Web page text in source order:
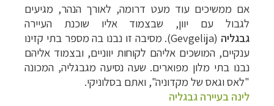
אם ממשיכים עוד מעט דרומה, לאורך הנהר, מגיעים
לגבול עם יוון, שבצמוד אליו שוכנת העיירה
גבגליה (
Gevgelija). מסיבה זו נבנו בה מספר בתי קזינו
ענקיים, המושכים אליהם לקוחות יווניים, ובצמוד אליהם
נבנו בתי מלון מפוארים. שעה נסיעה מגבגליה, המכונה
"לאס וגאס של מקדוניה", ואתם בסלוניקי.
לינה בעיירה גבגליה